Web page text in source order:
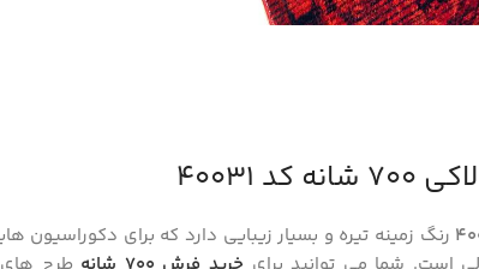
رنگ زمینه تیره و بسیار زیبایی دارد که برای دکوراسیون